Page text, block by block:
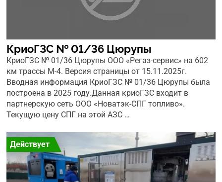
КриоГЗС № 01/36 Цюрупы
КриоГЗС № 01/36 Цюрупы ООО «Регаз-сервис» на 602
км трассы М-4. Версия страницы от 15.11.2025г.
Вводная информация КриоГЗС № 01/36 Цюрупы была
построена в 2025 году.Данная криоГЗС входит в
партнерскую сеть ООО «Новатэк-СПГ топливо».
Текущую цену СПГ на этой АЗС …
Действует